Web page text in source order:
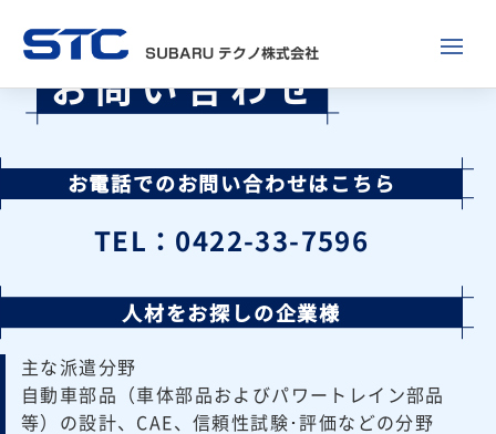
お問い合わせ
お電話でのお問い合わせはこちら
TEL：0422-33-7596
人材をお探しの企業様
主な派遣分野
自動車部品（車体部品およびパワートレイン部品
等）の設計、 CAE、信頼性試験･評価などの分野